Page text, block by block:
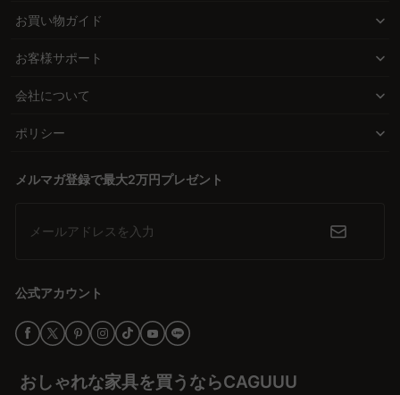
久性が高く、モダンな雰囲気を演出します。MDF材は加工が容易
で、デザインの幅が広がります。CAGUUUは無垢材など高品質な素
材を使用し、5年品質保証で安心して購入できます。
して物を収納することが可能になります。
材質でインテリアに統一感を
す。木製は温かみを演出し、スチール製やステンレス製はモダンで
ンテリアと調和させることが大切です。
CAGUUUのサービスで安心の購入体験
とをミッションにしています。無料インテリア提案「MyCoordi」
コーナーシェルフを見つけて、部屋をさらに快適にしましょう。
お買い物ガイド
お客様サポート
会社について
ポリシー
メルマガ登録で最大2万円プレゼント
メールアドレスを入力
公式アカウント
おしゃれな家具を買うならCAGUUU